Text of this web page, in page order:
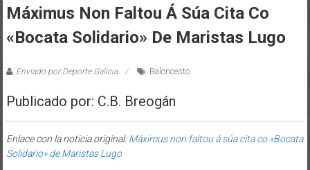
Máximus Non Faltou Á Súa Cita Co
«Bocata Solidario» De Maristas Lugo
Enviado por:Deporte Galicia Baloncesto
Publicado por: C.B. Breogán
Enlace con la noticia original:Máximus non faltou á súa cita co «Bocata
Solidario» de Maristas Lugo